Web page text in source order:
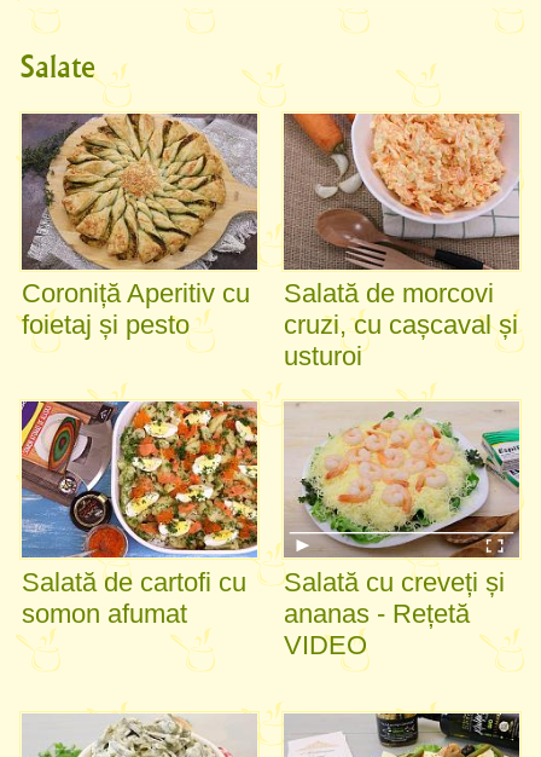
Salate
Coroniță Aperitiv cu
foietaj și pesto
Salată de morcovi
cruzi, cu cașcaval și
usturoi
Salată de cartofi cu
somon afumat
Salată cu creveți și
ananas - Rețetă
VIDEO